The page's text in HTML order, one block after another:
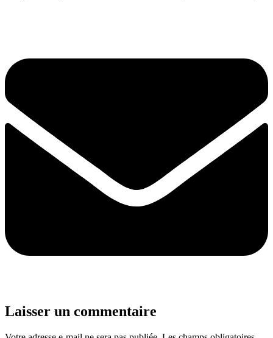
Laisser un commentaire